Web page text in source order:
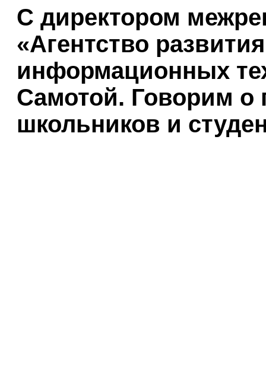
С директором
«Агентство
информационных
Самотой. Говорим о
школьников и